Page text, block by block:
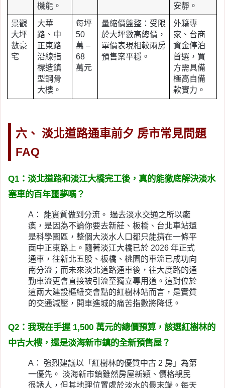
機能。
安靜。
景觀
大坪
數豪
宅
大華
路、中
正東路
沿線指
標造鎮
型鋼骨
大樓。
每坪
50
萬 –
68
萬元
量縮價盤整：受限
於大坪數高總價，
單價表現相較兩房
預售案平穩。
外籍專
家、台商
資金停泊
首選，買
方需具備
極高自備
款實力。
六、 淡北道路通車前夕 房市常見問題
FAQ
Q1：淡北道路和淡江大橋完工後，真的能徹底解決淡水
塞車的百年噩夢嗎？
A： 能實質做到分流。 過去淡水交通之所以癱
瘓，是因為不論你要去新莊、板橋、台北車站還
是科學園區，整個大淡水人口都只能擠在一條平
面中正東路上。隨著淡江大橋已於 2026 年正式
通車，往新北五股、板橋、桃園的車流已成功向
南分流；而未來淡北道路通車後，往大度路的通
勤車流更會直接被引流至獨立專用道。這對位於
這兩大建設樞紐交會點的紅樹林站而言，是實質
的交通減壓，開車進城的痛苦指數將降低。
Q2：我現在手握 1,500 萬元的總價預算，該選紅樹林的
中古大樓，還是淡海新市鎮的全新預售屋？
A： 強烈建議以「紅樹林的優質中古 2 房」為第
一優先。 淡海新市鎮雖然房屋新穎、價格親民
很誘人，但其地理位置處於淡水的最末端。每天